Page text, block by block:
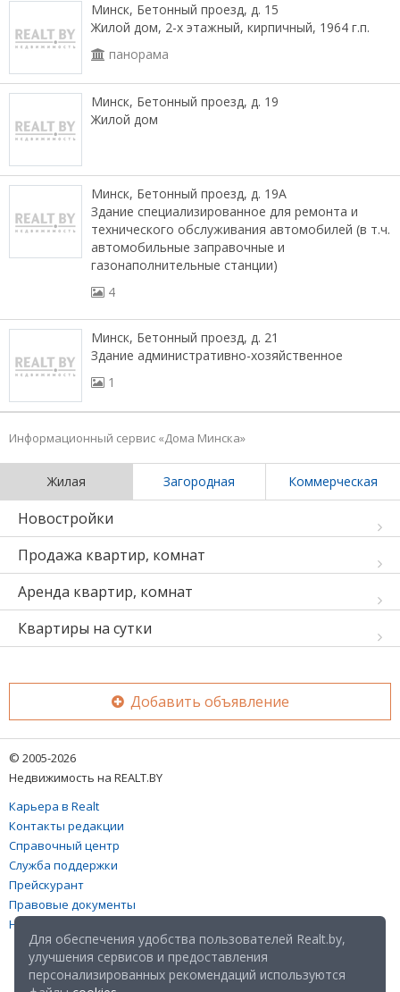
Минск, Бетонный проезд, д. 15
Жилой дом, 2-х этажный, кирпичный, 1964 г.п.
панорама
Минск, Бетонный проезд, д. 19
Жилой дом
Минск, Бетонный проезд, д. 19А
Здание специализированное для ремонта и
технического обслуживания автомобилей (в т.ч.
автомобильные заправочные и
газонаполнительные станции)
4
Минск, Бетонный проезд, д. 21
Здание административно-хозяйственное
1
Информационный сервис «Дома Минска»
Жилая Загородная Коммерческая
Новостройки
Продажа квартир, комнат
Аренда квартир, комнат
Квартиры на сутки
Добавить объявление
© 2005-2026
Недвижимость на REALT.BY
Карьера в Realt
Контакты редакции
Справочный центр
Служба поддержки
Прейскурант
Правовые документы
Настройка файлов cookies
Для обеспечения удобства пользователей Realt.by,
улучшения сервисов и предоставления
персонализированных рекомендаций используются